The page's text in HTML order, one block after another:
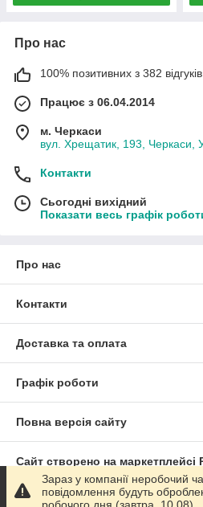
Про нас
100% позитивних з 382 відгуків
Працює з 06.04.2014
м. Черкаси
вул. Хрещатик, 193, Черкаси,
Контакти
Сьогодні вихідний
Показати весь графік
Про нас
Контакти
Доставка та оплата
Графік роботи
Повна версія сайту
Сайт створено на маркетплейсі
Політика конфіденційності
Зараз у компанії неробочий
повідомлення будуть